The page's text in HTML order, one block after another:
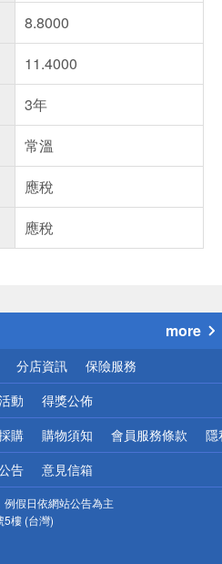
8.8000
11.4000
3年
常溫
應稅
應稅
心！
more
分店資訊 保險服務
動 得獎公佈
購 購物須知 會員服務條款 隱
告 意見信箱
假日依網站公告為主
5樓 (台灣)